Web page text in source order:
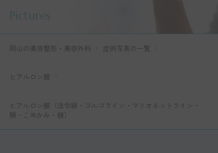
Pictures
岡山の美容整形・美容外科 症例写真の一覧
ヒアルロン酸
ヒアルロン酸（法令線・ゴルゴライン・マリオネットライン・
頬・こめかみ・額）